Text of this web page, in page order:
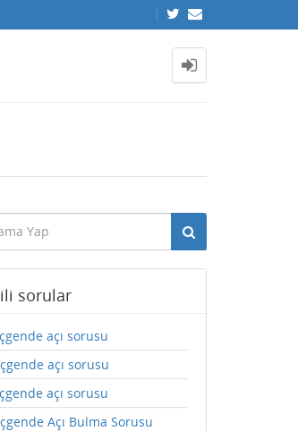
sorular
açı sorusu
açı sorusu
açı sorusu
Açı Bulma Sorusu